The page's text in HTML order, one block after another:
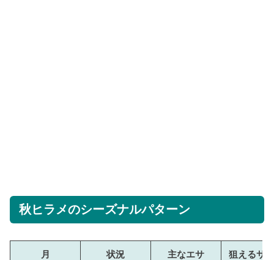
秋ヒラメのシーズナルパターン
月 状況 主なエサ 狙えるサ